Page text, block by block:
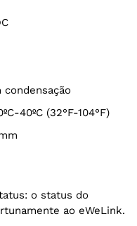
condensação
40ºC (32°F-104°F)
ao eWeLink.